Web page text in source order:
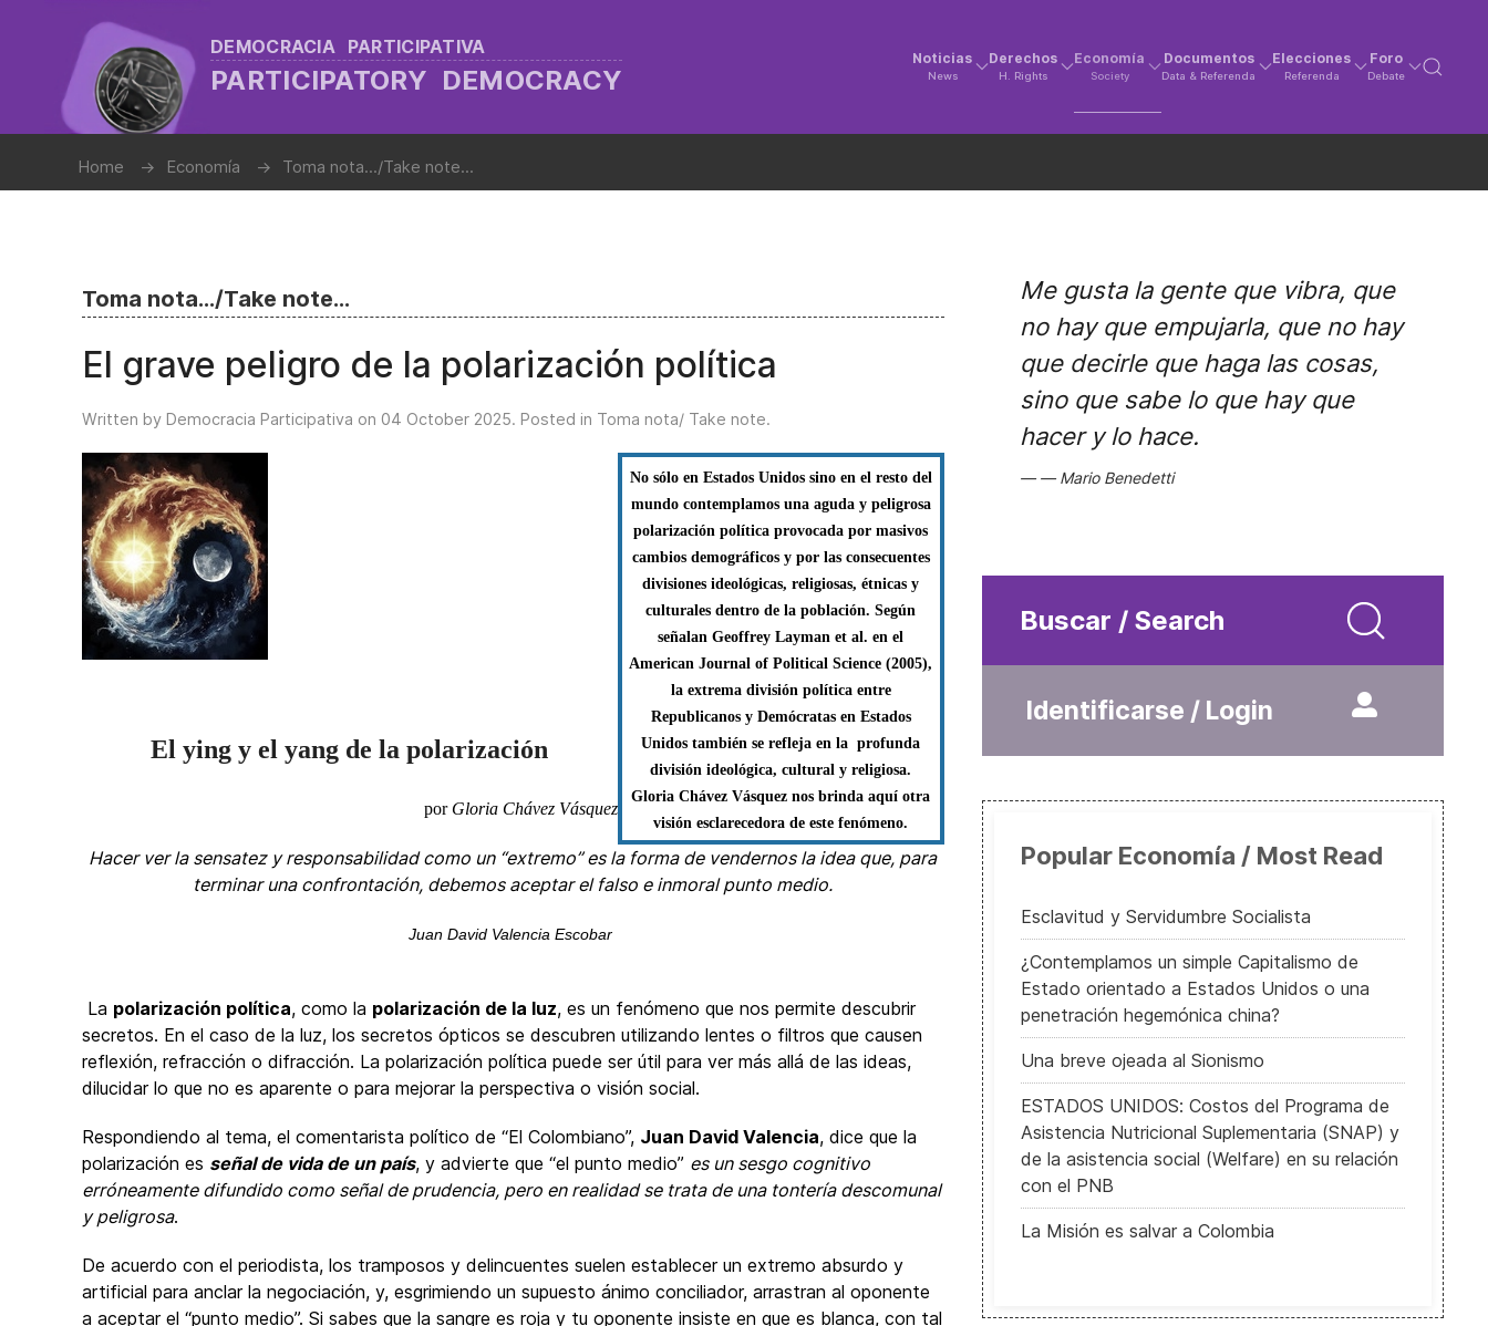
DEMOCRACIA PARTICIPATIVA
PARTICIPATORY DEMOCRACY
Noticias
News
Derechos
H. Rights
Economía
Society
Documentos
Data & Referenda
Elecciones
Referenda
Foro
Debate
Home Economía Toma nota.../Take note...
Toma nota.../Take note...
El grave peligro de la polarización política
Written by Democracia Participativa on 04 October 2025. Posted in Toma nota/ Take note.
No sólo en Estados Unidos sino en el resto del
mundo contemplamos una aguda y peligrosa
polarización política provocada por masivos
cambios demográficos y por las consecuentes
divisiones ideológicas, religiosas, étnicas y
culturales dentro de la población. Según
señalan Geoffrey Layman et al. en el
American Journal of Political Science (2005),
la extrema división política entre
Republicanos y Demócratas en Estados
Unidos también se refleja en la profunda
división ideológica, cultural y religiosa.
Gloria Chávez Vásquez nos brinda aquí otra
visión esclarecedora de este fenómeno.
El ying y el yang de la polarización
por Gloria Chávez Vásquez
Hacer ver la sensatez y responsabilidad como un “extremo” es la forma de vendernos la idea que, para
terminar una confrontación, debemos aceptar el falso e inmoral punto medio.
Juan David Valencia Escobar
La polarización política, como la polarización de la luz, es un fenómeno que nos permite descubrir
secretos. En el caso de la luz, los secretos ópticos se descubren utilizando lentes o filtros que causen
reflexión, refracción o difracción. La polarización política puede ser útil para ver más allá de las ideas,
dilucidar lo que no es aparente o para mejorar la perspectiva o visión social.
Respondiendo al tema, el comentarista político de “El Colombiano”, Juan David Valencia, dice que la
polarización es señal de vida de un país, y advierte que “el punto medio” es un sesgo cognitivo
erróneamente difundido como señal de prudencia, pero en realidad se trata de una tontería descomunal
y peligrosa.
De acuerdo con el periodista, los tramposos y delincuentes suelen establecer un extremo absurdo y
artificial para anclar la negociación, y, esgrimiendo un supuesto ánimo conciliador, arrastran al oponente
a aceptar el “punto medio”. Si sabes que la sangre es roja y tu oponente insiste en que es blanca, con tal
Me gusta la gente que vibra, que
no hay que empujarla, que no hay
que decirle que haga las cosas,
sino que sabe lo que hay que
hacer y lo hace.
Mario Benedetti
Buscar / Search
Identificarse / Login
Popular Economía / Most Read
Esclavitud y Servidumbre Socialista
¿Contemplamos un simple Capitalismo de
Estado orientado a Estados Unidos o una
penetración hegemónica china?
Una breve ojeada al Sionismo
ESTADOS UNIDOS: Costos del Programa de
Asistencia Nutricional Suplementaria (SNAP) y
de la asistencia social (Welfare) en su relación
con el PNB
La Misión es salvar a Colombia